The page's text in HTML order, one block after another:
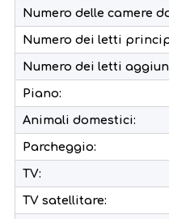
Numero delle camere
Numero dei letti
Numero dei letti
Piano:
Animali domestici:
Parcheggio:
TV:
TV satellitare: